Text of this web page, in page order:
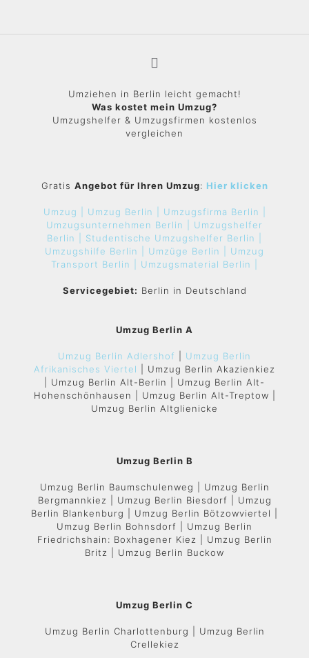
Umziehen in Berlin leicht gemacht!
Was kostet mein Umzug?
Umzugshelfer & Umzugsfirmen kostenlos
vergleichen
Gratis Angebot für Ihren Umzug: Hier klicken
Umzug | Umzug Berlin |
Umzugsfirma Berlin |
Umzugsunternehmen Berlin | Umzugshelfer
Berlin | Studentische Umzugshelfer Berlin |
Umzugshilfe Berlin | Umzüge Berlin | Umzug
Transport Berlin | Umzugsmaterial Berlin |
Servicegebiet: Berlin in Deutschland
Umzug Berlin A
Umzug Berlin Adlershof
Umzug Berlin
Afrikanisches Viertel
| Umzug Berlin Akazienkiez
| Umzug Berlin Alt-Berlin | Umzug Berlin Alt-
Hohenschönhausen | Umzug Berlin Alt-Treptow |
Umzug Berlin Altglienicke
Umzug Berlin B
Umzug Berlin Baumschulenweg | Umzug Berlin
Bergmannkiez | Umzug Berlin Biesdorf | Umzug
Berlin Blankenburg | Umzug Berlin Bötzowviertel |
Umzug Berlin Bohnsdorf | Umzug Berlin
Friedrichshain: Boxhagener Kiez | Umzug Berlin
Britz | Umzug Berlin Buckow
Umzug Berlin C
Umzug Berlin Charlottenburg | Umzug Berlin
Crellekiez